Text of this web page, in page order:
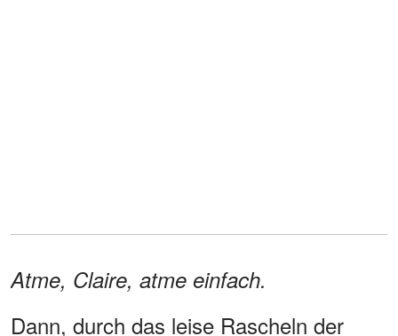
Atme, Claire, atme einfach.
Dann, durch das leise Rascheln der